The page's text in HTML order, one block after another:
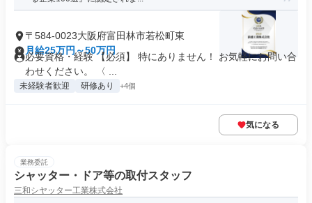
〒584-0023大阪府富田林市若松町東
月給25万円～50万円
必要資格・経験 【必須】 特にありません！ お気軽にお問い合
わせください。 〈 ...
未経験者歓迎 研修あり +4個
気になる
業務委託
シャッター・ドア等の取付スタッフ
三和シヤッター工業株式会社